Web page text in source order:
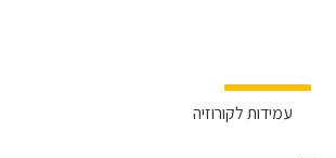
עמידות לקורוזיה